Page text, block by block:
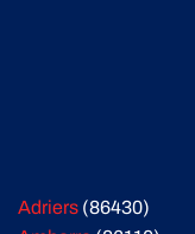
Adriers (86430)